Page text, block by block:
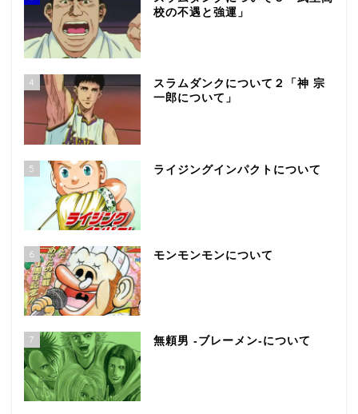
校の不遇と強運」
4
スラムダンクについて２「神 宗
一郎について」
5 ライジングインパクトについて
6 モンモンモンについて
7 無頼男 -ブレーメン-について